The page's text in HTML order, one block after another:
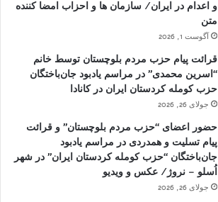
و اعدام در ایران/ سازمان ها و احزاب امضا کننده
متن
آگوست 1, 2026
قرائت پیام حزب مردم بلوچستان توسط خانم
“اسرین محمدی” در مراسم یادبود جان‌باختگان
حزب کومله کردستان ایران در کانادا
جولای 26, 2026
حضور اعضای “حزب مردم بلوچستان” و قرائت
پیام تسلیت و همدردی در مراسم یادبود
جان‌باختگان “حزب کومله کردستان ایران” در شهر
اُسلو – نروژ/ عکس و ویدیو
جولای 26, 2026